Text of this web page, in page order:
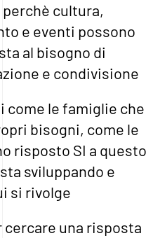
perchè cultura,
e eventi possono
al bisogno di
e condivisione
come le famiglie che
bisogni, come le
risposto SI a questo
sviluppando e
si rivolge
cercare una risposta